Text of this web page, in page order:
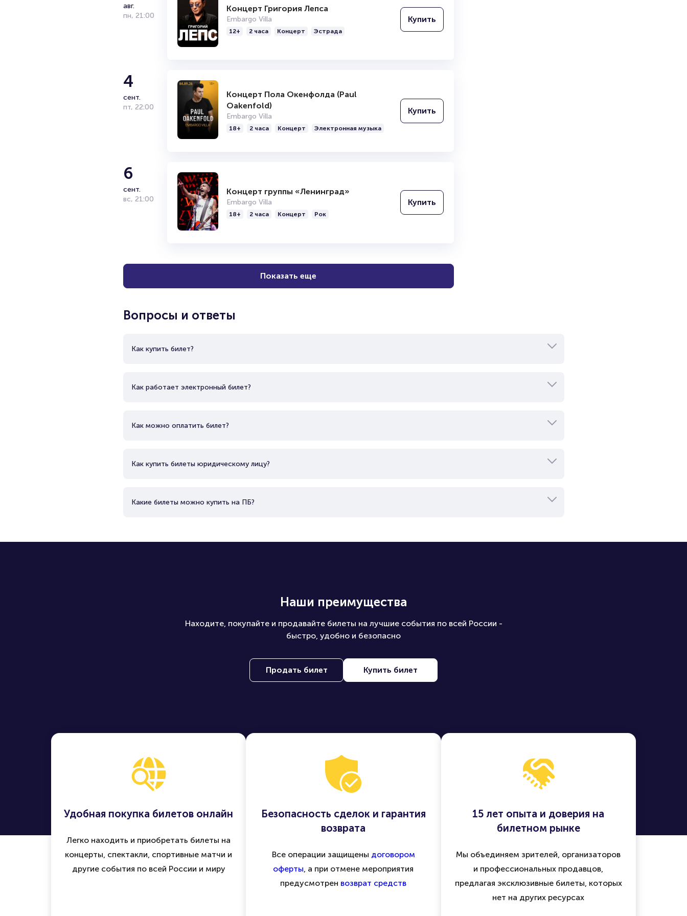
авг.
пн, 21:00
Концерт Григория Лепса
Embargo Villa
12+ 2 часа Концерт Эстрада
Купить
4
сент.
пт, 22:00
Концерт Пола Окенфолда (Paul
Oakenfold)
Embargo Villa
18+ 2 часа Концерт Электронная музыка
Купить
6
сент.
вс, 21:00
Концерт группы «Ленинград»
Embargo Villa
18+ 2 часа Концерт Рок
Купить
Показать еще
Вопросы и ответы
Как купить билет?
Как работает электронный билет?
Как можно оплатить билет?
Как купить билеты юридическому лицу?
Какие билеты можно купить на ПБ?
Наши преимущества
Находите, покупайте и продавайте билеты на лучшие события по всей России -
быстро, удобно и безопасно
Продать билет Купить билет
Удобная покупка билетов онлайн
Легко находить и приобретать билеты на
концерты, спектакли, спортивные матчи и
другие события по всей России и миру
Безопасность сделок и гарантия
возврата
Все операции защищены договором
оферты, а при отмене мероприятия
предусмотрен возврат средств
15 лет опыта и доверия на
билетном рынке
Мы объединяем зрителей, организаторов
и профессиональных продавцов,
предлагая эксклюзивные билеты, которых
нет на других ресурсах